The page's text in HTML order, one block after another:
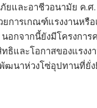
ยและอาชีวอนามัย ค.
การเกณฑ์แรงงานหรื
อกจากนี้ยังมีโครงกา
และโอกาสของแรง
นาห่วงโซ่อุปทานที่ยั่ง